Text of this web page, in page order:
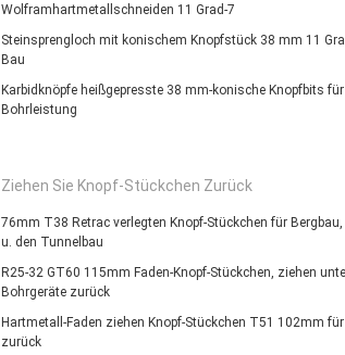
Wolframhartmetallschneiden 11 Grad-7
Steinsprengloch mit konischem Knopfstück 38 mm 11
Bau
Karbidknöpfe heißgepresste 38 mm-konische Knopfbits für
Bohrleistung
Ziehen Sie Knopf-Stückchen Zurück
76mm T38 Retrac verlegten Knopf-Stückchen für
u. den Tunnelbau
R25-32 GT60 115mm Faden-Knopf-Stückchen, ziehen
Bohrgeräte zurück
Hartmetall-Faden ziehen Knopf-Stückchen T51 102mm
zurück